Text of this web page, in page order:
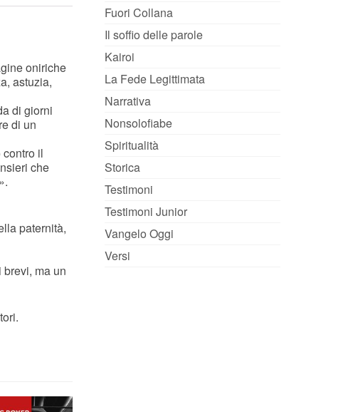
oniriche
astuzia,
di giorni
di un
il
che
paternità,
ma un
Fuori Collana
Il soffio delle parole
Kairoi
La Fede Legittimata
Narrativa
Nonsolofiabe
Spiritualità
Storica
Testimoni
Testimoni Junior
Vangelo Oggi
Versi